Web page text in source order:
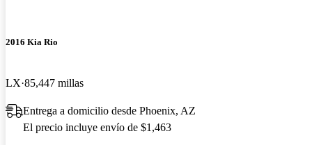
2016 Kia Rio
LX 85,447 millas
Entrega a domicilio desde Phoenix, AZ
El precio incluye envío de $1,463